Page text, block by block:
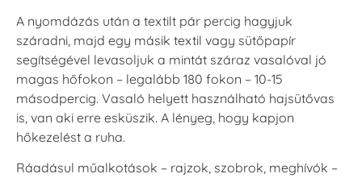
A nyomdázás után a textilt pár percig hagyjuk
száradni, majd egy másik textil vagy sütőpapír
segítségével levasoljuk a mintát száraz vasalóval jó
magas hőfokon – legalább 180 fokon – 10-15
másodpercig. Vasaló helyett használható hajsütővas
is, van aki erre esküszik. A lényeg, hogy kapjon
hőkezelést a ruha.
Ráadásul műalkotások – rajzok, szobrok, meghívók –